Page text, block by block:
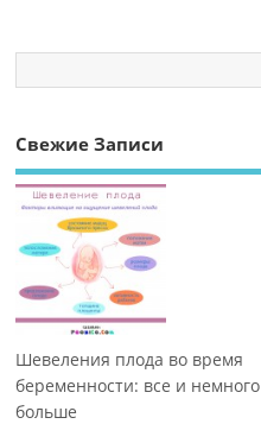
Свежие Записи
Шевеления плода во время
беременности: все и немного
больше